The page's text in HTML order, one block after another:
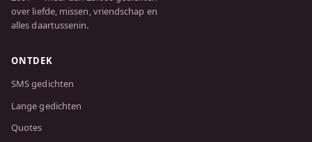
over liefde, missen, vriendschap en
alles daartussenin.
ONTDEK
SMS gedichten
Lange gedichten
Quotes